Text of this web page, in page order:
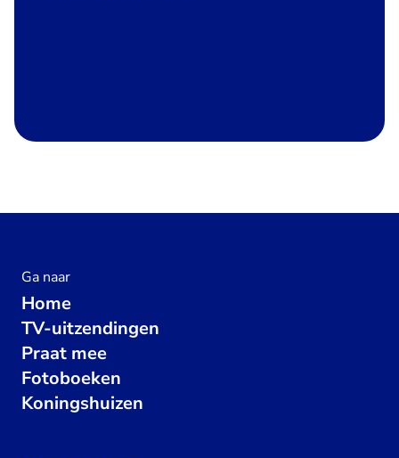
Ga naar
Home
TV-uitzendingen
Praat mee
Fotoboeken
Koningshuizen